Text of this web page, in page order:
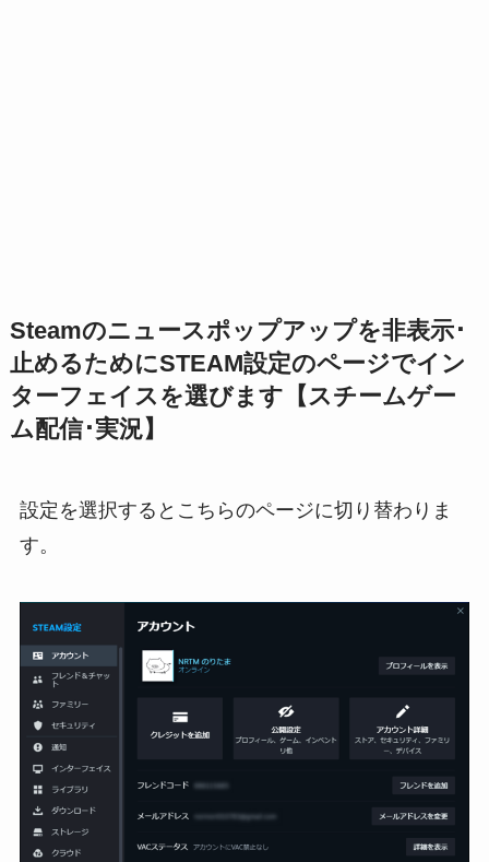
Steamのニュースポップアップを非表示･
止めるためにSTEAM設定のページでイン
ターフェイスを選びます【スチームゲー
ム配信･実況】
設定を選択するとこちらのページに切り替わりま
す。